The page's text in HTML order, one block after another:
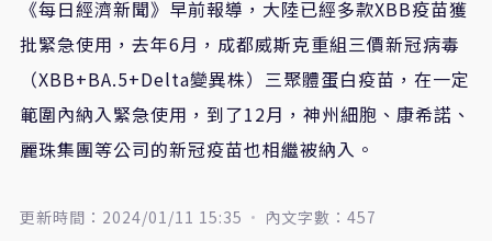
《每日經濟新聞》早前報導，大陸已經多款XBB疫苗獲
批緊急使用，去年6月，成都威斯克重組三價新冠病毒
（XBB+BA.5+Delta變異株）三聚體蛋白疫苗，在一定
範圍內納入緊急使用，到了12月，神州細胞、康希諾、
麗珠集團等公司的新冠疫苗也相繼被納入。
更新時間：2024/01/11 15:35 內文字數：457